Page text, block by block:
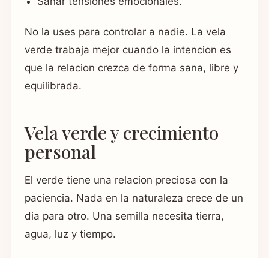
No la uses para controlar a nadie. La vela
verde trabaja mejor cuando la intencion es
que la relacion crezca de forma sana, libre y
equilibrada.
Vela verde y crecimiento
personal
El verde tiene una relacion preciosa con la
paciencia. Nada en la naturaleza crece de un
dia para otro. Una semilla necesita tierra,
agua, luz y tiempo.